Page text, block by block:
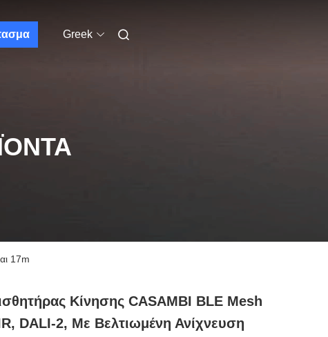
Greek
17m
Κίνησης CASAMBI BLE Mesh
DALI-2, Με Βελτιωμένη Ανίχνευση